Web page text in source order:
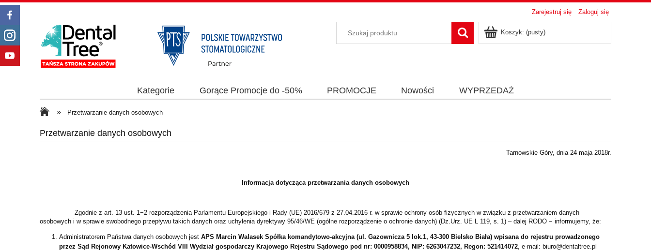
Zarejestruj się Zaloguj się
Koszyk: (pusty)
Kategorie Gorące Promocje do -50% PROMOCJE Nowości WYPRZEDAŻ
» Przetwarzanie danych osobowych
Przetwarzanie danych osobowych
Tarnowskie Góry, dnia 24 maja 2018r.
Informacja dotycząca przetwarzania danych osobowych
Zgodnie z art. 13 ust. 1−2 rozporządzenia Parlamentu Europejskiego i Rady (UE) 2016/679 z 27.04.2016 r. w sprawie ochrony osób fizycznych w związku z przetwarzaniem danych
osobowych i w sprawie swobodnego przepływu takich danych oraz uchylenia dyrektywy 95/46/WE (ogólne rozporządzenie o ochronie danych) (Dz.Urz. UE L 119, s. 1) – dalej RODO − informujemy, że:
Administratorem Państwa danych osobowych jest APS Marcin Walasek Spółka komandytowo-akcyjna (ul. Gazownicza 5 lok.1, 43-300 Bielsko Biała) wpisana do rejestru prowadzonego
przez Sąd Rejonowy Katowice-Wschód VIII Wydział gospodarczy Krajowego Rejestru Sądowego pod nr: 0000958834, NIP: 6263047232, Regon: 521414072, e-mail: biuro@dentaltree.pl